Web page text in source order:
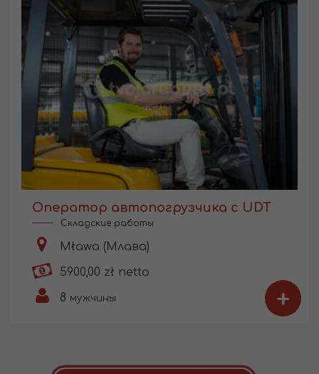
Оператор автопогрузчика с UDT
Складские работы
Mława (Млава)
5900,00 zł netto
8 мужчины +